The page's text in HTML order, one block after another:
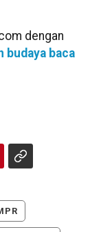
dengan
budaya baca